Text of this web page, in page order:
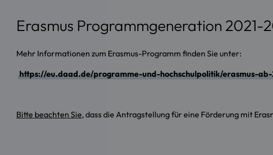
Erasmus Programmgeneration 2021-
Mehr Informationen zum Erasmus-Programm finden Sie unter:
https://eu.daad.de/programme-und-hochschulpolitik/erasmus-
Bitte beachten Sie, dass die Antragstellung für eine Förderung mit